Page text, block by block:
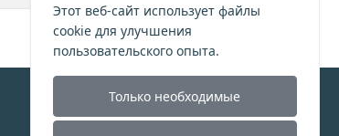
Этот веб-сайт использует файлы
cookie для улучшения
пользовательского опыта.
Только необходимые